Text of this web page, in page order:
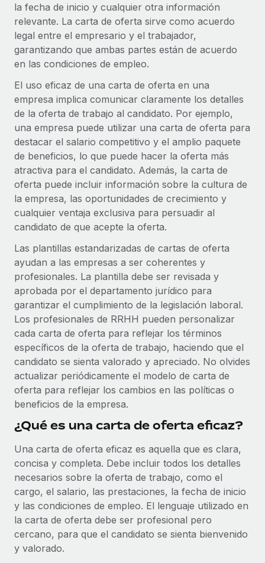
Contractor Management
Integra y gestiona a autónomos globalmente.
Externaliza tareas laborales complejas.
INFRAESTRUCTURA
Conexión Remote
Integra los RR. HH. en tus flujos de trabajo sin
complicaciones.
Plataforma
Funciones esenciales de RR. HH. integradas para tu
equipo.
Conectar
Conecta cualquier herramienta de IA con Remote
mediante nuestro MCP.
Integraciones
Optimiza los procesos con herramientas empresariales
esenciales.
SERVICIOS
Pregunta a un experto
Obtén ayuda de gente experta en RR. HH. globales
y cumplimiento normativo.
Comprobaciones de antecedentes
Simplifica los procesos de cribado de candidatos.
Cumplimiento normativo
Adelántate a los riesgos de cumplimiento
normativo.
Gestión de dispositivos
Proporciona dispositivos tecnológicos y contrólalos
en todo el mundo.
Compáranos con otras empresas.
ETAPAS DE CRECIMIENTO
Startups
Soluciones ágiles de RR. HH. globales y nóminas para
empresas en crecimiento.
Mediana empresa
Amplía tu equipo con soluciones de RR. HH.
personalizadas.
Empresa
RR. HH. globales para grandes empresas.
ASOCIARSE
Socios tecnológicos estratégicos
Integra la gestión de los RR. HH. globales en tu
plataforma de forma flexible.
Asociarse
Descubre oportunidades de colaborar con nosotros.
Remote Build Próximamente
Consultoría de integraciones y automatización con IA.
CASOS PRÁCTICOS
Calculadora de pagos a autónomos
Descubre opciones de divisas y tiempos de pago para
autónomos globales.
APRENDIZAJE CON REMOTE
Guías y recursos
Casos prácticos
Glosario de RR. HH.
Listas de verificación y plantillas
Biblioteca de descripciones de puestos
Webinarios
Eventos
Sala de prensa
Información sobre salarios y talento
Centro de información
Obtén ayuda
Consulta todos los recursos
Nómina global
EOR y PEO
Contractor Management
Impuestos
Explora el blog
Nederlands
Français
Deutsch
Español
Italiano
Português (Portugal)
日本語
한국어
中文（简体）
Iniciar sesión
la fecha de inicio y cualquier otra información
relevante. La carta de oferta sirve como acuerdo
legal entre el empresario y el trabajador,
garantizando que ambas partes están de acuerdo
en las condiciones de empleo.
El uso eficaz de una carta de oferta en una
empresa implica comunicar claramente los detalles
de la oferta de trabajo al candidato. Por ejemplo,
una empresa puede utilizar una carta de oferta para
destacar el salario competitivo y el amplio paquete
de beneficios, lo que puede hacer la oferta más
atractiva para el candidato. Además, la carta de
oferta puede incluir información sobre la cultura de
la empresa, las oportunidades de crecimiento y
cualquier ventaja exclusiva para persuadir al
candidato de que acepte la oferta.
Las plantillas estandarizadas de cartas de oferta
ayudan a las empresas a ser coherentes y
profesionales. La plantilla debe ser revisada y
aprobada por el departamento jurídico para
garantizar el cumplimiento de la legislación laboral.
Los profesionales de RRHH pueden personalizar
cada carta de oferta para reflejar los términos
específicos de la oferta de trabajo, haciendo que el
candidato se sienta valorado y apreciado. No olvides
actualizar periódicamente el modelo de carta de
oferta para reflejar los cambios en las políticas o
beneficios de la empresa.
¿Qué es una carta de oferta eficaz?
Una carta de oferta eficaz es aquella que es clara,
concisa y completa. Debe incluir todos los detalles
necesarios sobre la oferta de trabajo, como el
cargo, el salario, las prestaciones, la fecha de inicio
y las condiciones de empleo. El lenguaje utilizado en
la carta de oferta debe ser profesional pero
cercano, para que el candidato se sienta bienvenido
y valorado.